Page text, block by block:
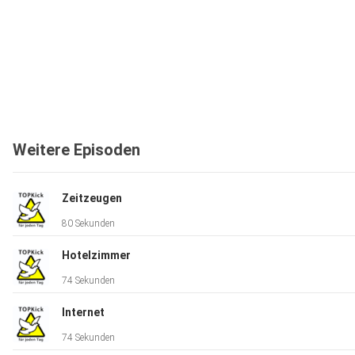
Weitere Episoden
Zeitzeugen
80 Sekunden
Hotelzimmer
74 Sekunden
Internet
74 Sekunden